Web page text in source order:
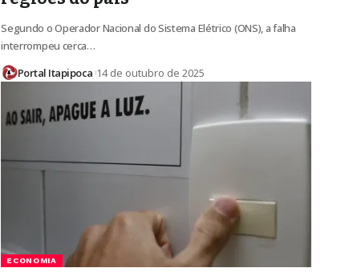
Segundo o Operador Nacional do Sistema Elétrico (ONS), a falha
interrompeu cerca…
Portal Itapipoca 14 de outubro de 2025
ECONOMIA